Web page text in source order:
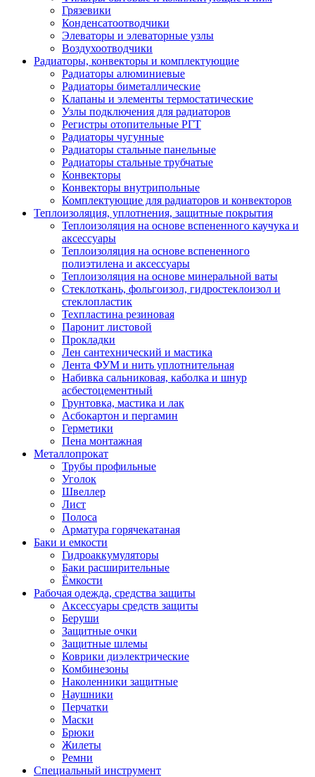
Грязевики
Конденсатоотводчики
Элеваторы и элеваторные узлы
Воздухоотводчики
Радиаторы, конвекторы и комплектующие
Радиаторы алюминиевые
Радиаторы биметаллические
Клапаны и элементы термостатические
Узлы подключения для радиаторов
Регистры отопительные РГТ
Радиаторы чугунные
Радиаторы стальные панельные
Радиаторы стальные трубчатые
Конвекторы
Конвекторы внутрипольные
Комплектующие для радиаторов и конвекторов
Теплоизоляция, уплотнения, защитные покрытия
Теплоизоляция на основе вспененного каучука и
аксессуары
Теплоизоляция на основе вспененного
полиэтилена и аксессуары
Теплоизоляция на основе минеральной ваты
Стеклоткань, фольгоизол, гидростеклоизол и
стеклопластик
Техпластина резиновая
Паронит листовой
Прокладки
Лен сантехнический и мастика
Лента ФУМ и нить уплотнительная
Набивка сальниковая, каболка и шнур
асбестоцементный
Грунтовка, мастика и лак
Асбокартон и пергамин
Герметики
Пена монтажная
Металлопрокат
Трубы профильные
Уголок
Швеллер
Лист
Полоса
Арматура горячекатаная
Баки и емкости
Гидроаккумуляторы
Баки расширительные
Ёмкости
Рабочая одежда, средства защиты
Аксессуары средств защиты
Беруши
Защитные очки
Защитные шлемы
Коврики диэлектрические
Комбинезоны
Наколенники защитные
Наушники
Перчатки
Маски
Брюки
Жилеты
Ремни
Специальный инструмент